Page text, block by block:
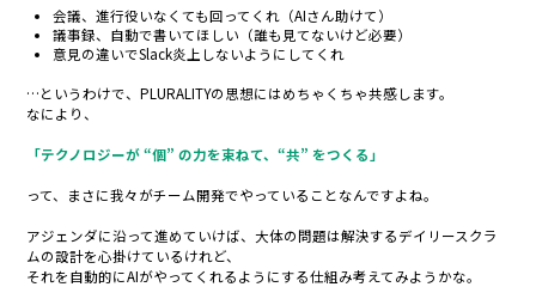
会議、進行役いなくても回ってくれ（AIさん助けて）
議事録、自動で書いてほしい（誰も見てないけど必要）
意見の違いでSlack炎上しないようにしてくれ
…というわけで、PLURALITYの思想にはめちゃくちゃ共感します。
なにより、
「テクノロジーが “個” の力を束ねて、“共” をつくる」
って、まさに我々がチーム開発でやっていることなんですよね。
アジェンダに沿って進めていけば、大体の問題は解決するデイリースクラ
ムの設計を心掛けているけれど、
それを自動的にAIがやってくれるようにする仕組み考えてみようかな。